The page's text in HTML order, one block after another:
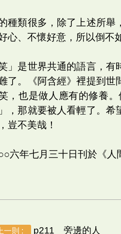
種類很多，除了上述所舉
心、不懷好意，所以倒不
笑」是世界共通的語言，
了。《阿含經》裡提到世
，也是做人應有的修養
，那就要被人看輕了。希
豈不美哉！
六年七月三十日刊於《人
上一則 : p211 旁邊的人